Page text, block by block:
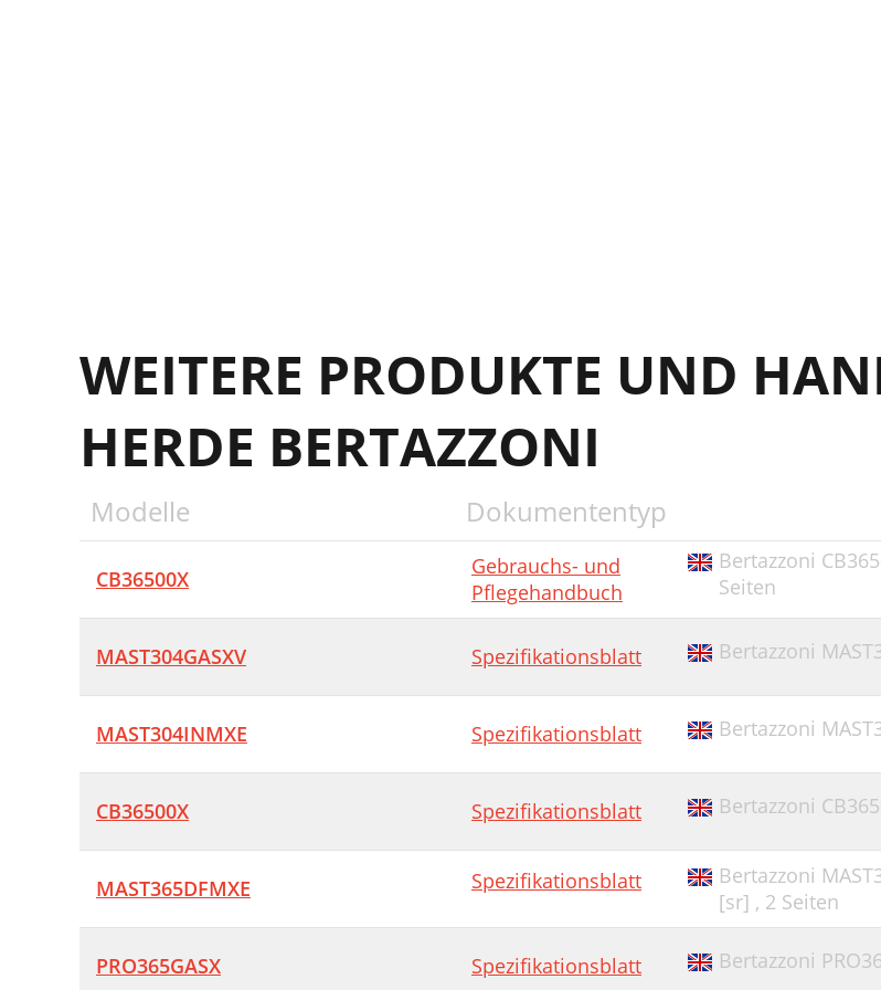
WEITERE PRODUKTE UND
HERDE BERTAZZONI
Modelle Dokumententyp
CB36500X
Gebrauchs- und
Pflegehandbuch
Bertazzoni
Seiten
MAST304GASXV Spezifikationsblatt Bertazzoni
MAST304INMXE Spezifikationsblatt Bertazzoni
CB36500X Spezifikationsblatt Bertazzoni
MAST365DFMXE Spezifikationsblatt
Bertazzoni
[sr] , 2 Seiten
PRO365GASX Spezifikationsblatt Bertazzoni